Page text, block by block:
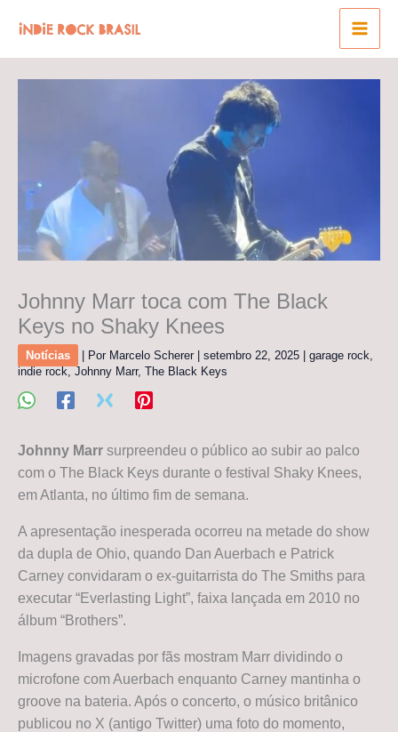
para
o
conteúdo
Johnny Marr toca com The Black
Keys no Shaky Knees
Notícias | Por Marcelo Scherer | setembro 22, 2025 | garage rock
indie rock,Johnny Marr, The Black Keys
Johnny Marr surpreendeu o público ao subir ao palco
com o The Black Keys durante o festival Shaky Knees,
em Atlanta, no último fim de semana.
A apresentação inesperada ocorreu na metade do show
da dupla de Ohio, quando Dan Auerbach e Patrick
Carney convidaram o ex-guitarrista do The Smiths para
executar “Everlasting Light”, faixa lançada em 2010 no
álbum “Brothers”.
Imagens gravadas por fãs mostram Marr dividindo o
microfone com Auerbach enquanto Carney mantinha o
groove na bateria. Após o concerto, o músico britânico
publicou no X (antigo Twitter) uma foto do momento,